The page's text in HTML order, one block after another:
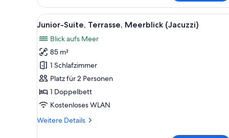
(Anantara)
Alle
Fotos
für
Junior-
Suite,
Terrasse,
Meerblick
(Jacuzzi)
Ein Hotelzimmer mit einem
5
Junior-Suite, Terrasse, Meerblick (Jacuzzi)
Blick aufs Meer
85 m²
1 Schlafzimmer
Platz für 2 Personen
1 Doppelbett
Kostenloses WLAN
Weitere Details
Weitere